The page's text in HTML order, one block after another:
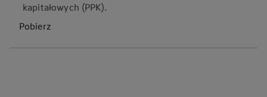
kapitałowych (PPK).
Pobierz